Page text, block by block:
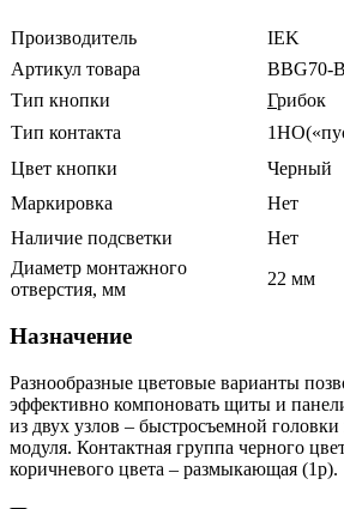
Производитель
IEK
Артикул товара
BBG70-
Тип кнопки
Грибок
Тип контакта
Цвет кнопки
Черный
Маркировка
Нет
Наличие подсветки
Нет
Диаметр монтажного
отверстия, мм
22 мм
Назначение
Разнообразные цветовые варианты
эффективно компоновать щиты и
из двух узлов – быстросъемной головки
модуля. Контактная группа черного
коричневого цвета – размыкающая (1р).